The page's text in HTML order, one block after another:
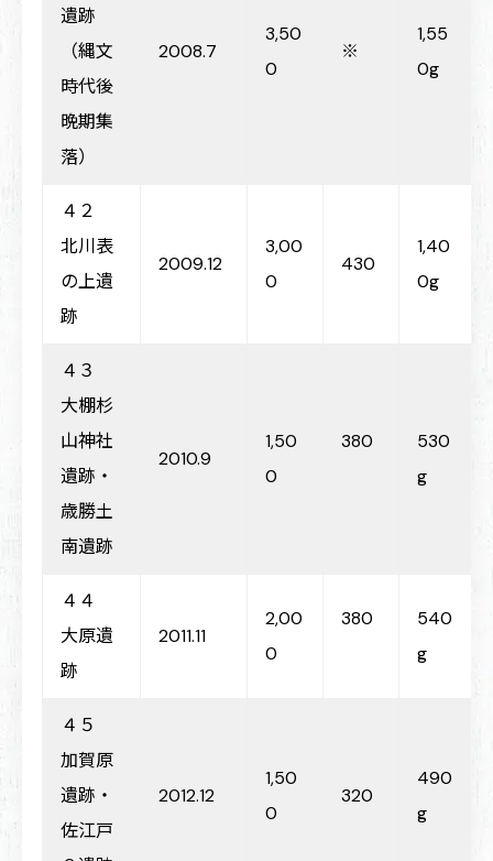
遺跡
（縄文
時代後
晩期集
落）
2008.7
3,50
0
※
1,55
0g
４２
北川表
の上遺
跡
2009.12
3,00
0
430
1,40
0g
４３
大棚杉
山神社
遺跡・
歳勝土
南遺跡
2010.9
1,50
0
380
530
g
４４
大原遺
跡
2011.11
2,00
0
380
540
g
４５
加賀原
遺跡・
佐江戸
2012.12
1,50
0
320
490
g